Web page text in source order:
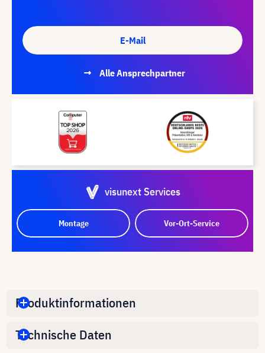
E-Mail
Alle Ansprechpartner
visunext Services
Montage Vor-Ort-Service
Produktinformationen
Technische Daten